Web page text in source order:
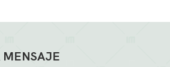
MENSAJE